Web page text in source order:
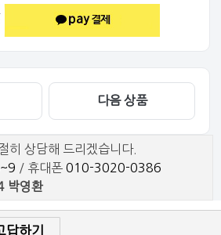
다음 상품
히 상담해 드리겠습니다.
/ 휴대폰 010-3020-0386
박영환
답하기